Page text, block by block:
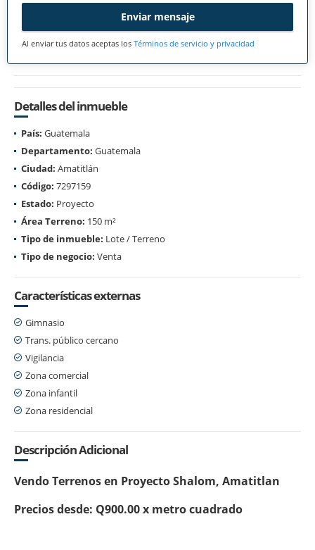
Enviar mensaje
Al enviar tus datos aceptas los Términos de servicio y privacidad
Detalles del inmueble
País: Guatemala
Departamento: Guatemala
Ciudad: Amatitlán
Código: 7297159
Estado: Proyecto
Área Terreno: 150 m²
Tipo de inmueble: Lote / Terreno
Tipo de negocio: Venta
Características externas
Gimnasio
Trans. público cercano
Vigilancia
Zona comercial
Zona infantil
Zona residencial
Descripción Adicional
Vendo Terrenos en Proyecto Shalom, Amatitlan
Precios desde: Q900.00 x metro cuadrado